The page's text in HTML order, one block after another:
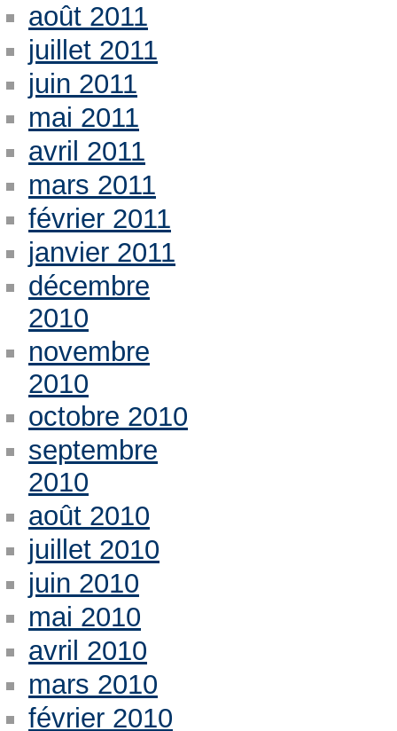
août 2011
juillet 2011
juin 2011
mai 2011
avril 2011
mars 2011
février 2011
janvier 2011
décembre
2010
novembre
2010
octobre 2010
septembre
2010
août 2010
juillet 2010
juin 2010
mai 2010
avril 2010
mars 2010
février 2010